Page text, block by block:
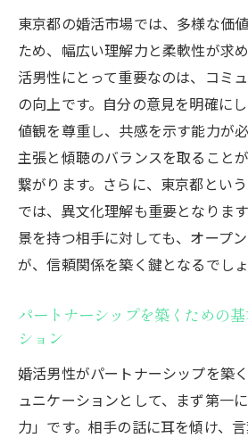
東京都の婚活市場では、多様な価
ため、幅広い理解力と柔軟性が求
活男性にとって重要なのは、コミ
の向上です。自分の意見を明確に
値観を尊重し、共感を示す能力が
主張と傾聴のバランスを取ること
繋がります。さらに、東京都とい
では、異文化理解も重要となりま
景を持つ相手に対しても、オープ
が、信頼関係を築く鍵となるでしょ
パートナーシップを築くための
ション
婚活男性がパートナーシップを築
ュニケーションとして、まず第一
力」です。相手の話に耳を傾け、